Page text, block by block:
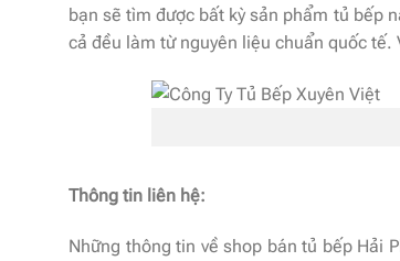
bạn sẽ tìm được bất kỳ sản phẩm tủ bếp
cả đều làm từ nguyên liệu chuẩn quốc
Thông tin liên hệ:
Những thông tin về shop bán tủ bếp Hải